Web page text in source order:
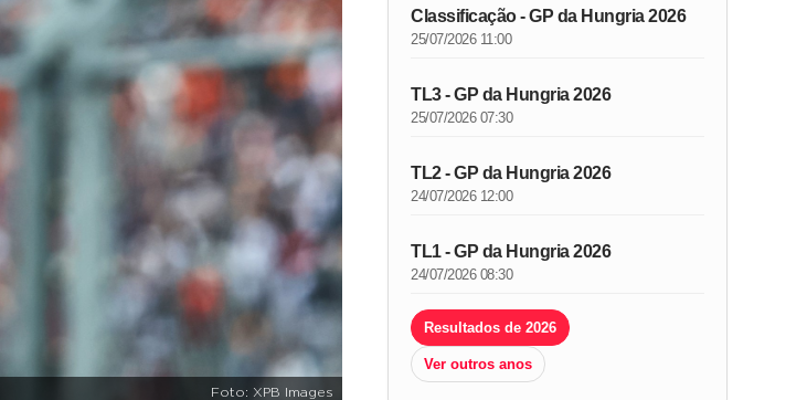
Foto: XPB Images
Classificação - GP da Hungria 2026
25/07/2026 11:00
TL3 - GP da Hungria 2026
25/07/2026 07:30
TL2 - GP da Hungria 2026
24/07/2026 12:00
TL1 - GP da Hungria 2026
24/07/2026 08:30
Resultados de 2026
Ver outros anos